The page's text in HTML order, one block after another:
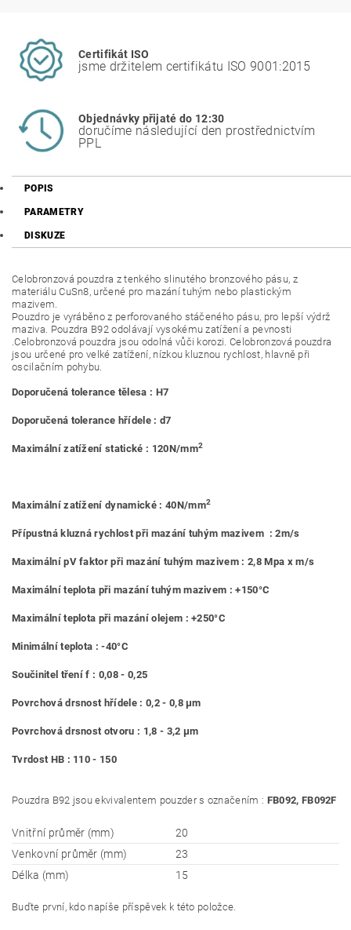
Certifikát ISO
jsme držitelem certifikátu ISO 9001:2015
Objednávky přijaté do 12:30
doručíme následující den prostřednictvím
PPL
POPIS
PARAMETRY
DISKUZE
Celobronzová pouzdra z tenkého slinutého bronzového pásu, z
materiálu CuSn8, určené pro mazání tuhým nebo plastickým
mazivem.
Pouzdro je vyráběno z perforovaného stáčeného pásu, pro lepší výdrž
maziva. Pouzdra B92 odolávají vysokému zatížení a pevnosti
.Celobronzová pouzdra jsou odolná vůči korozi. Celobronzová pouzdra
jsou určené pro velké zatížení, nízkou kluznou rychlost, hlavně při
oscilačním pohybu.
Doporučená tolerance tělesa : H7
Doporučená tolerance hřídele : d7
Maximální zatížení statické : 120N/mm2
Maximální zatížení dynamické : 40N/mm2
Přípustná kluzná rychlost při mazání tuhým mazivem : 2m/s
Maximální pV faktor při mazání tuhým mazivem : 2,8 Mpa x m/s
Maximální teplota při mazání tuhým mazivem : +150°C
Maximální teplota při mazání olejem : +250°C
Minimální teplota : -40°C
Součinitel tření f : 0,08 - 0,25
Povrchová drsnost hřídele : 0,2 - 0,8 μm
Povrchová drsnost otvoru : 1,8 - 3,2 μm
Tvrdost HB : 110 - 150
Pouzdra B92 jsou ekvivalentem pouzder s označením : FB092, FB092F
Vnitřní průměr (mm)
20
Venkovní průměr (mm)
23
Délka (mm)
15
Buďte první, kdo napíše příspěvek k této položce.